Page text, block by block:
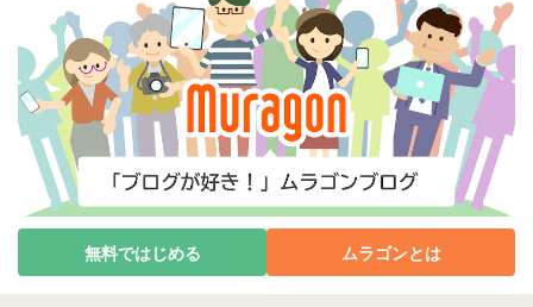
無料ではじめる ムラゴンとは